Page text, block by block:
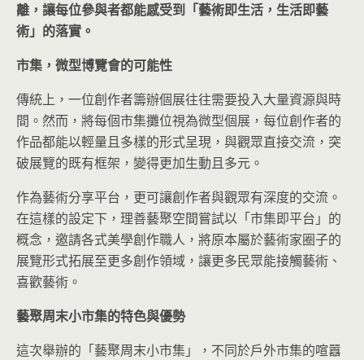
離，讓每位參與者都能感受到「藝術即生活，生活即藝
術」的落實。
市集，微型博覽會的可能性
傳統上，一位創作者籌辦個展往往需要投入大量資源與時
間。然而，將每個市集攤位視為微型個展，每位創作者的
作品都能以輕量且多樣的形式呈現，與觀眾直接交流，突
破展覽的既有框架，變得更加生動且多元。
作為藝術分享平台，更可讓創作者與觀眾有深度的交流。
在這樣的設定下，理善藝聚空間嘗試以「市集即平台」的
概念，邀請各式美學創作職人，將原本屬於藝術家圈子的
展覽形式拓展至更多創作領域，讓更多民眾能接觸藝術、
喜歡藝術。
藝聚周末小市集的特色與優勢
這次舉辦的「藝聚周末小市集」，不同於戶外市集的喧囂